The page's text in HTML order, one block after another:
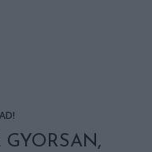
GYORSAN,